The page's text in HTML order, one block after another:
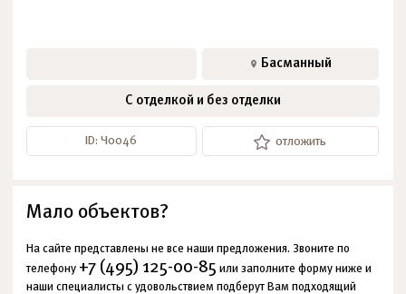
Басманный
С отделкой и без отделки
ID: Ч0046 отложить
Мало объектов?
На сайте представлены не все наши предложения. Звоните по
телефону +7 (495) 125-00-85 или заполните форму ниже и
наши специалисты с удовольствием подберут Вам подходящий